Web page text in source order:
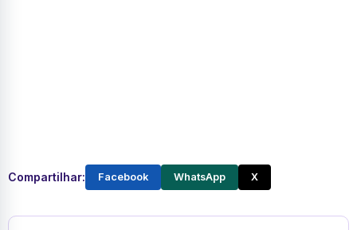
Compartilhar: Facebook WhatsApp X